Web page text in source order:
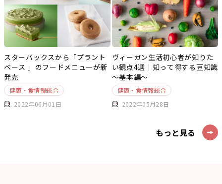
スターバックスから「プラント
ベース 」のフードメニューが新
発売
健康・食情報総合
2022年06月01日
ヴィーガン生活初心者が知りた
い観点4選｜知って得する豆知識
～基本編～
健康・食情報総合
2022年05月28日
もっと見る